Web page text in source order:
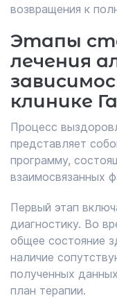
возвращения к
Этапы
лечения
клинике
Процесс
представляет
программу,
взаимосвязанных
Первый этап
диагностику. Во
общее состояние
наличие
полученных
план терапии.